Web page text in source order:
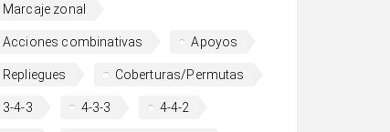
Marcaje zonal
Acciones combinativas Apoyos
Repliegues Coberturas/Permutas
3-4-3 4-3-3 4-4-2